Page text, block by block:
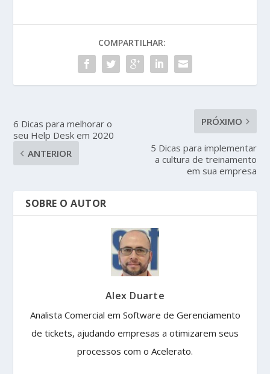
COMPARTILHAR:
6 Dicas para melhorar o
seu Help Desk em 2020
ANTERIOR
PRÓXIMO
5 Dicas para implementar
a cultura de treinamento
em sua empresa
SOBRE O AUTOR
Alex Duarte
Analista Comercial em Software de Gerenciamento
de tickets, ajudando empresas a otimizarem seus
processos com o Acelerato.